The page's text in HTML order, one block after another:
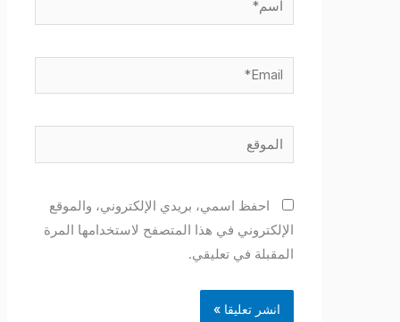
احفظ اسمي، بريدي الإلكتروني، والموقع
الإلكتروني في هذا المتصفح لاستخدامها المرة
المقبلة في تعليقي.